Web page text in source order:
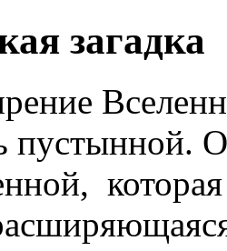
загадка
пустынной.